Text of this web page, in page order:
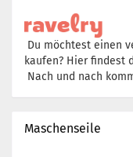
Du möchtest einen
kaufen? Hier findest
Nach und nach
Maschenseile